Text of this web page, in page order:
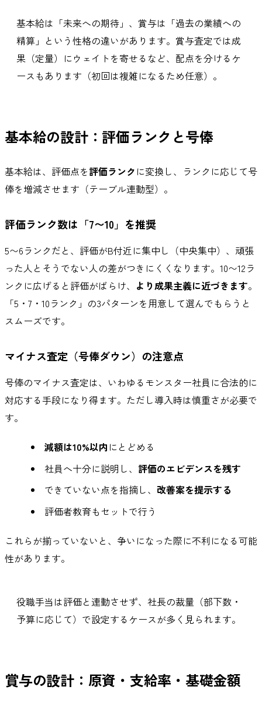
基本給は「未来への期待」、賞与は「過去の業績への
精算」という性格の違いがあります。賞与査定では成
果（定量）にウェイトを寄せるなど、配点を分けるケ
ースもあります（初回は複雑になるため任意）。
基本給の設計：評価ランクと号俸
基本給は、評価点を評価ランク に変換し、ランクに応じて号
俸を増減させます（テーブル連動型）。
評価ランク数は「7〜10」を推奨
5〜6ランクだと、評価がB付近に集中し（中央集中）、頑張
った人とそうでない人の差がつきにくくなります。10〜12ラ
ンクに広げると評価がばらけ、 より成果主義に近づきます。
「5・7・10ランク」の3パターンを用意して選んでもらうと
スムーズです。
マイナス査定（号俸ダウン）の注意点
号俸のマイナス査定は、いわゆるモンスター社員に合法的に
対応する手段になり得ます。ただし導入時は慎重さが必要で
す。
減額は10%以内 にとどめる
社員へ十分に説明し、 評価のエビデンスを残す
できていない点を指摘し、 改善案を提示する
評価者教育もセットで行う
これらが揃っていないと、争いになった際に不利になる可能
性があります。
役職手当は評価と連動させず、社長の裁量（部下数・
予算に応じて）で設定するケースが多く見られます。
賞与の設計：原資・支給率・基礎金額